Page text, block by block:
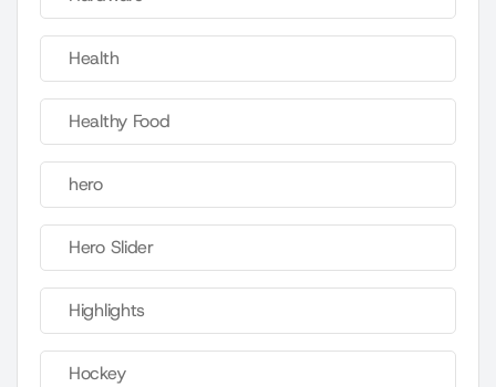
Health
Healthy Food
hero
Hero Slider
Highlights
Hockey